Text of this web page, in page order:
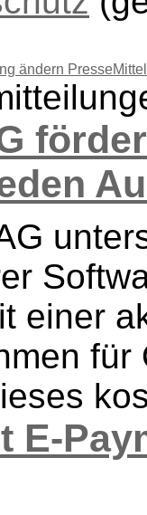
ändern
einer
E-